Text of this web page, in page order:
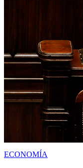
ECONOMÍA